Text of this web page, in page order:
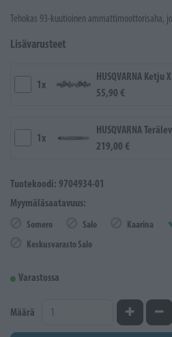
Tehokas 93-kuutioinen ammattimoottorisaha,
Lisävarusteet
1x
HUSQVARNA Ketju
55,90 €
1x
HUSQVARNA
219,00 €
Tuotekoodi: 9704934-01
Myymäläsaatavuus:
Somero Salo Kaarina
Keskusvarasto Salo
Varastossa
Määrä Kasvata määrää